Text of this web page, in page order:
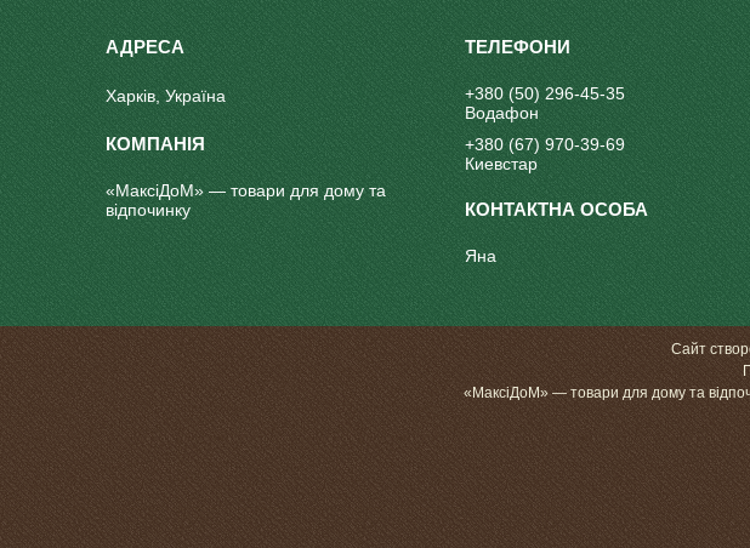
Харків, Україна
«МаксіДоМ» — товари для дому та
відпочинку
+380 (50) 296-45-35
Водафон
+380 (67) 970-39-69
Киевстар
Яна
Сайт